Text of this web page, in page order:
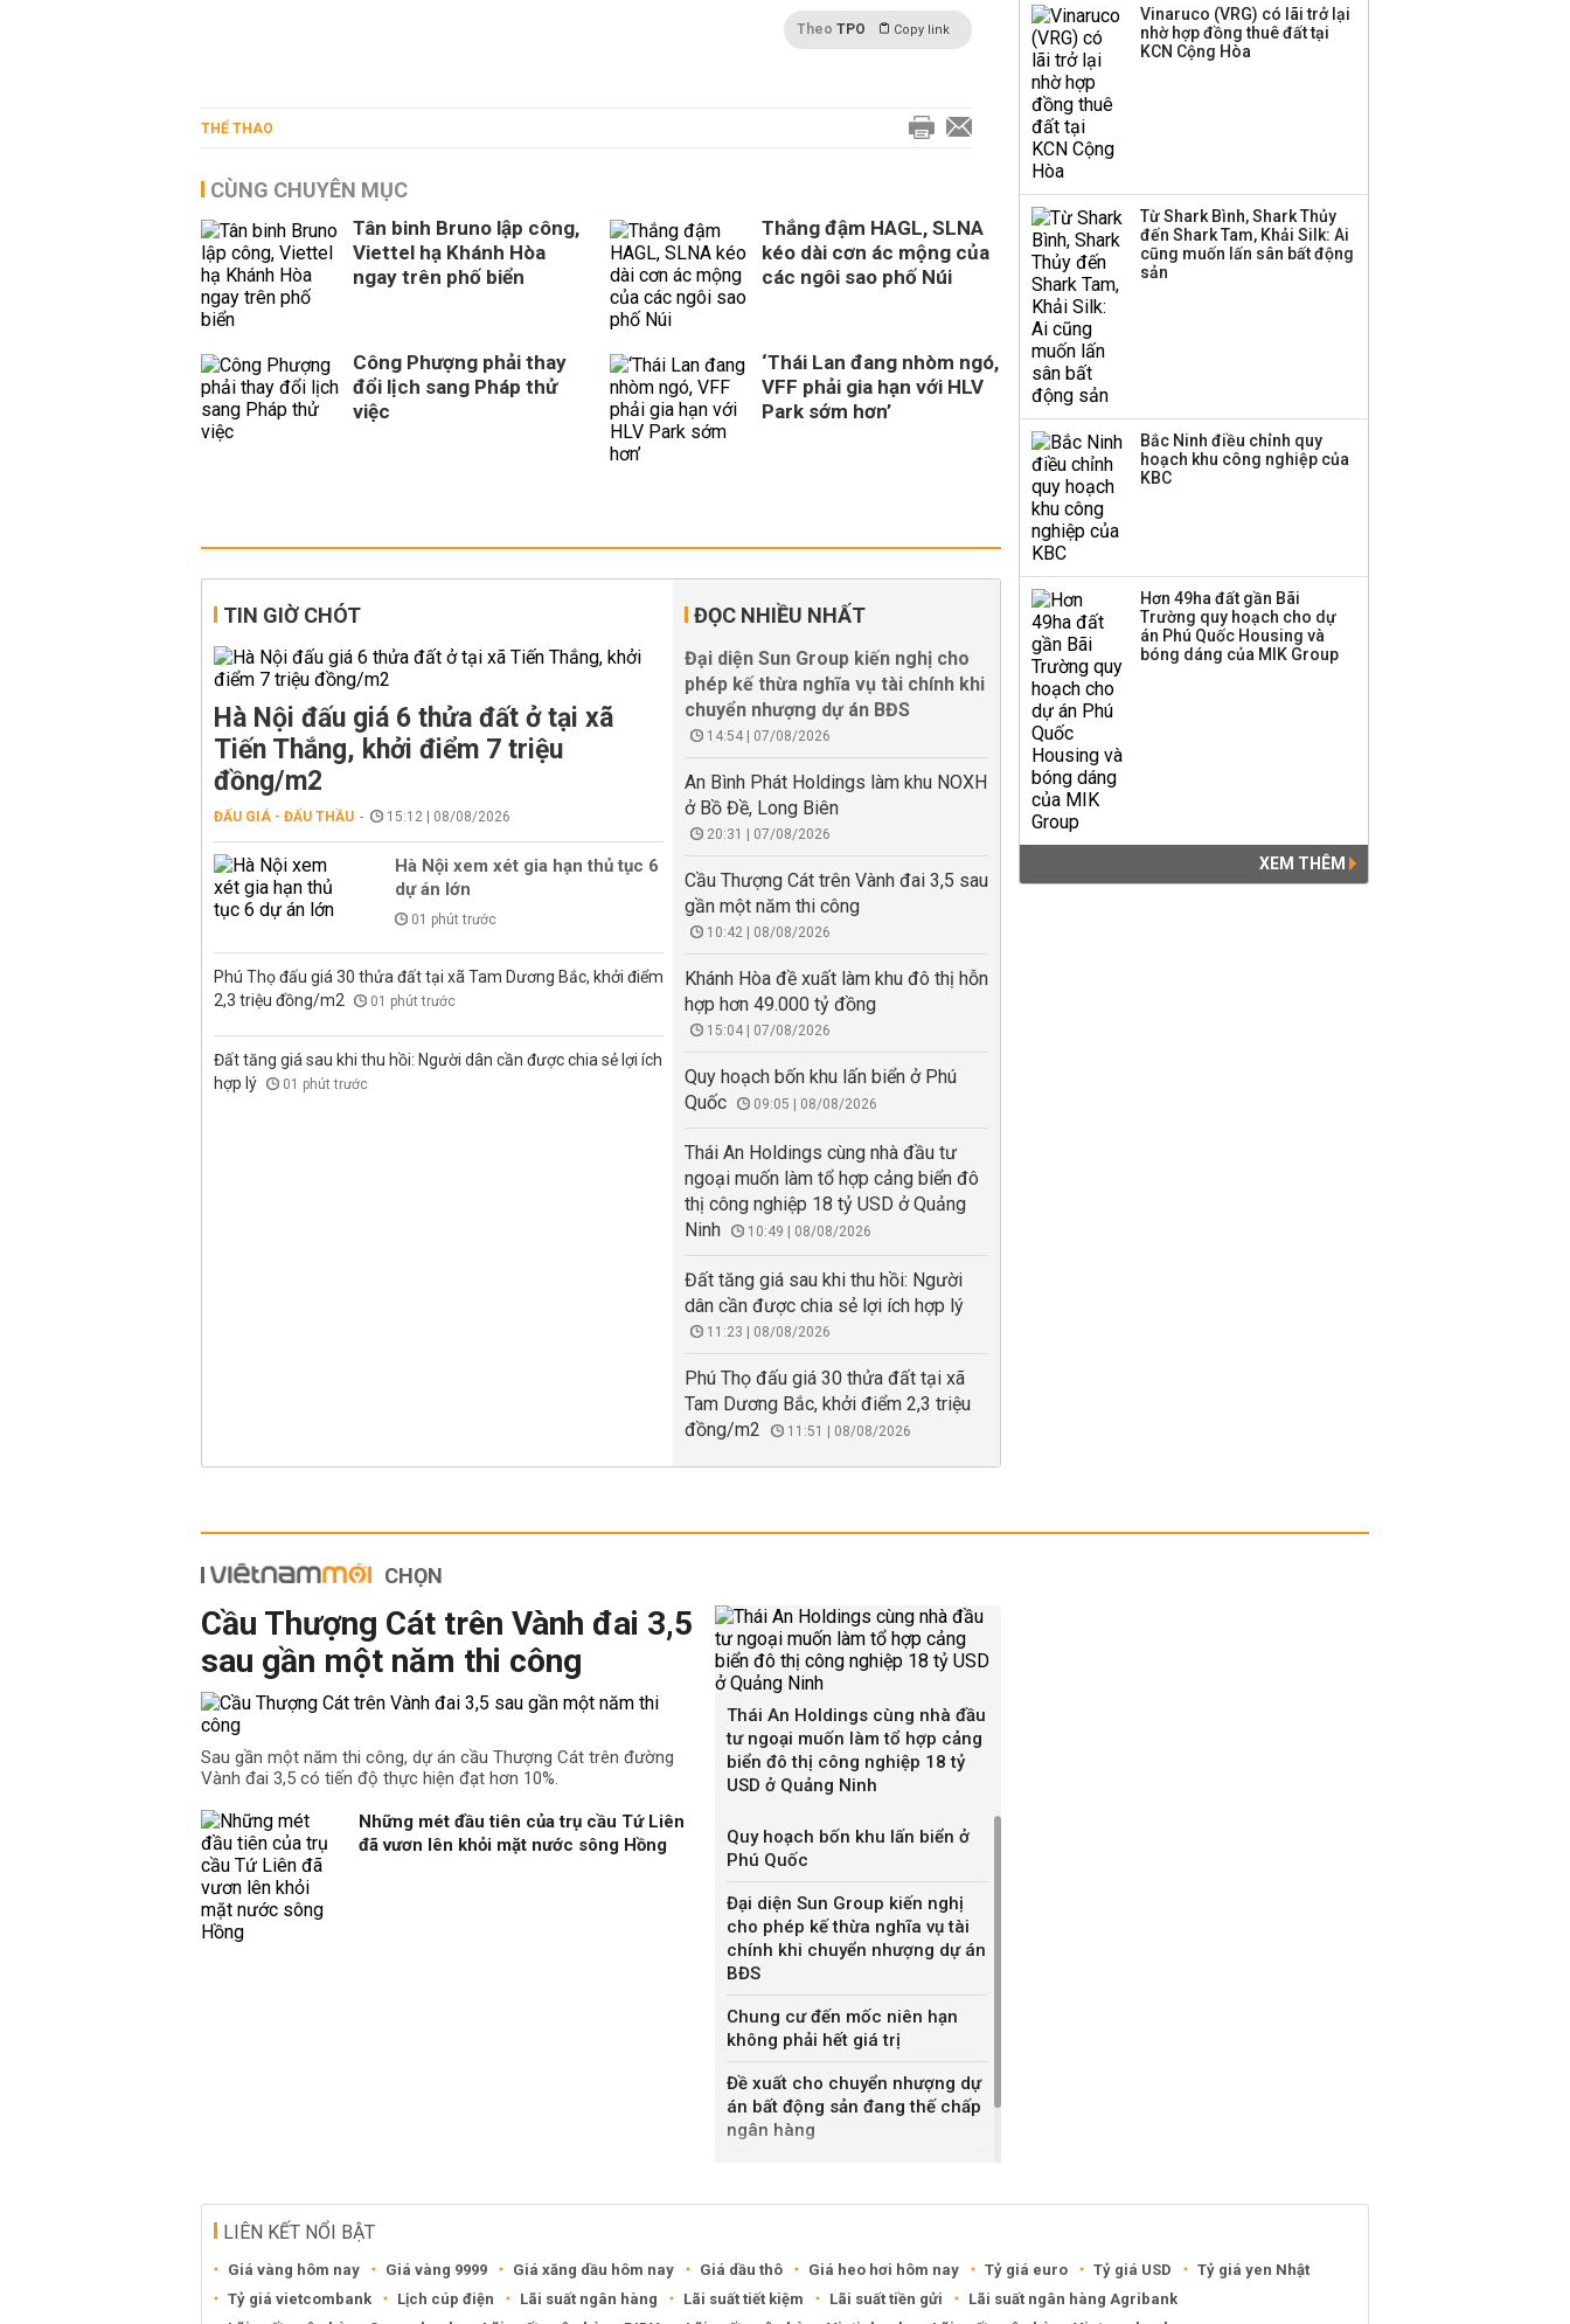
Theo TPO Copy link
THỂ THAO
CÙNG CHUYÊN MỤC
Tân binh Bruno lập công,
Viettel hạ Khánh Hòa
ngay trên phố biển
Thắng đậm HAGL, SLNA
kéo dài cơn ác mộng của
các ngôi sao phố Núi
Công Phượng phải thay
đổi lịch sang Pháp thử
việc
‘Thái Lan đang nhòm ngó,
VFF phải gia hạn với HLV
Park sớm hơn’
TIN GIỜ CHÓT
Hà Nội đấu giá 6 thửa đất ở tại xã
Tiến Thắng, khởi điểm 7 triệu
đồng/m2
ĐẤU GIÁ - ĐẤU THẦU 15:12 | 08/08/2026
Hà Nội xem xét gia hạn thủ tục 6
dự án lớn
01 phút trước
Phú Thọ đấu giá 30 thửa đất tại xã Tam Dương Bắc, khởi điểm
2,3 triệu đồng/m2
01 phút trước
Đất tăng giá sau khi thu hồi: Người dân cần được chia sẻ lợi ích
hợp lý
01 phút trước
ĐỌC NHIỀU NHẤT
Đại diện Sun Group kiến nghị cho
phép kế thừa nghĩa vụ tài chính khi
chuyển nhượng dự án BĐS
14:54 | 07/08/2026
An Bình Phát Holdings làm khu NOXH
ở Bồ Đề, Long Biên
20:31 | 07/08/2026
Cầu Thượng Cát trên Vành đai 3,5 sau
gần một năm thi công
10:42 | 08/08/2026
Khánh Hòa đề xuất làm khu đô thị hỗn
hợp hơn 49.000 tỷ đồng
15:04 | 07/08/2026
Quy hoạch bốn khu lấn biển ở Phú
Quốc
09:05 | 08/08/2026
Thái An Holdings cùng nhà đầu tư
ngoại muốn làm tổ hợp cảng biển đô
thị công nghiệp 18 tỷ USD ở Quảng
Ninh
10:49 | 08/08/2026
Đất tăng giá sau khi thu hồi: Người
dân cần được chia sẻ lợi ích hợp lý
11:23 | 08/08/2026
Phú Thọ đấu giá 30 thửa đất tại xã
Tam Dương Bắc, khởi điểm 2,3 triệu
đồng/m2
11:51 | 08/08/2026
thanh lý toàn bộ cửa
hàng
Công ty 100 tỷ của
Huấn Hoa Hồng bỗng
dưng ‘biến mất’, một
Vinaruco (VRG) có lãi trở lại
nhờ hợp đồng thuê đất tại
KCN Cộng Hòa
Từ Shark Bình, Shark Thủy
đến Shark Tam, Khải Silk: Ai
cũng muốn lấn sân bất động
sản
Bắc Ninh điều chỉnh quy
hoạch khu công nghiệp của
KBC
Hơn 49ha đất gần Bãi
Trường quy hoạch cho dự
án Phú Quốc Housing và
bóng dáng của MIK Group
XEM THÊM
CHỌN
Cầu Thượng Cát trên Vành đai 3,5
sau gần một năm thi công
Sau gần một năm thi công, dự án cầu Thượng Cát trên đường
Vành đai 3,5 có tiến độ thực hiện đạt hơn 10%.
Những mét đầu tiên của trụ cầu Tứ Liên
đã vươn lên khỏi mặt nước sông Hồng
Thái An Holdings cùng nhà đầu
tư ngoại muốn làm tổ hợp cảng
biển đô thị công nghiệp 18 tỷ
USD ở Quảng Ninh
Quy hoạch bốn khu lấn biển ở
Phú Quốc
Đại diện Sun Group kiến nghị
cho phép kế thừa nghĩa vụ tài
chính khi chuyển nhượng dự án
BĐS
Chung cư đến mốc niên hạn
không phải hết giá trị
Đề xuất cho chuyển nhượng dự
án bất động sản đang thế chấp
ngân hàng
LIÊN KẾT NỔI BẬT
Giá vàng hôm nay Giá vàng 9999 Giá xăng dầu hôm nay Giá dầu thô Giá heo hơi hôm nay Tỷ giá euro Tỷ giá USD
Tỷ giá yen Nhật
Tỷ giá vietcombank
Lịch cúp điện Lãi suất ngân hàng Lãi suất tiết kiệm Lãi suất tiền gửi
Lãi suất ngân hàng Agribank